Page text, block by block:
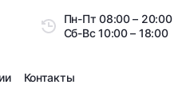
Пн-Пт08:00 – 20:00
Сб-Вс10:00 – 18:00
Контакты